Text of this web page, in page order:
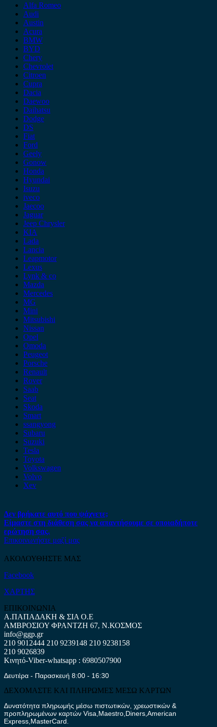
Alfa Romeo
Audi
Austin
Acura
BMW
BYD
Chery
Chevrolet
Citroen
Cupra
Dacia
Daewoo
Daihatsu
Dodge
DS
Fiat
Ford
Geely
Gonow
Honda
Hyundai
Isuzu
iveco
Jaecoo
Jaguar
Jeep Chrysler
KIA
Lada
Lancia
Leapmotor
Lexus
Lynk & co
Mazda
Mercedes
MG
Mini
Mitsubishi
Nissan
Opel
Omoda
Peugeot
Porsche
Renault
Rover
Saab
Seat
Skoda
Smart
ssangyong
Subaru
Suzuki
Tesla
Toyota
Volkswagen
Volvo
Xev
Δεν βρήκατε αυτό που ψάχνετε;
Είμαστε στη διάθεση σας να απαντήσουμε σε οποιαδήποτε
ερώτηση σας.
Επικοινωνήστε μαζί μας
ΑΚΟΛΟΥΘΗΣΤΕ ΜΑΣ
Facebook
ΧΑΡΤΗΣ
ΕΠΙΚΟΙΝΩΝΙΑ
Α.ΠΑΠΑΔΑΚΗ & ΣΙΑ Ο.Ε
ΑΜΒΡΟΣΙΟΥ ΦΡΑΝΤΖΗ 67, Ν.ΚΟΣΜΟΣ
info@ggp.gr
210 9012444 210 9239148 210 9238158
210 9026839
Κινητό-Viber-whatsapp : 6980507900
Δευτέρα - Παρασκευή 8:00 - 16:30
ΔΕΧΟΜΑΣΤΕ ΚΑΙ ΠΛΗΡΩΜΕΣ ΜΕΣΩ ΚΑΡΤΩΝ
Δυνατότητα πληρωμής μέσω πιστωτικών, χρεωστικών &
προπληρωμένων καρτών Visa,Maestro,Diners,American
Express,MasterCard.